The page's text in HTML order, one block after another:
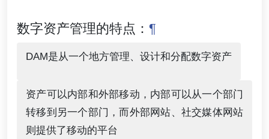
数字资产管理的特点： ¶
DAM是从一个地方管理、设计和分配数字资产
资产可以内部和外部移动，内部可以从一个部门
转移到另一个部门，而外部网站、社交媒体网站
则提供了移动的平台